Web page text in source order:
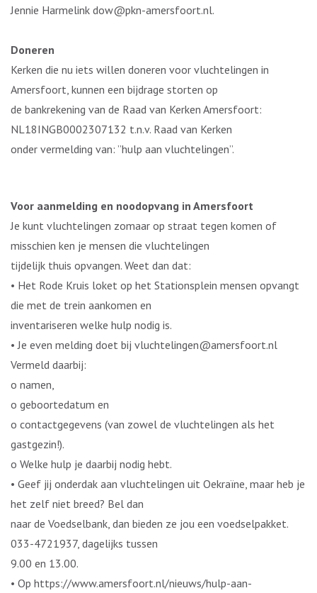
Jennie Harmelink dow@pkn-amersfoort.nl.
Doneren
Kerken die nu iets willen doneren voor vluchtelingen in
Amersfoort, kunnen een bijdrage storten op
de bankrekening van de Raad van Kerken Amersfoort:
NL18INGB0002307132 t.n.v. Raad van Kerken
onder vermelding van: ”hulp aan vluchtelingen”.
Voor aanmelding en noodopvang in Amersfoort
Je kunt vluchtelingen zomaar op straat tegen komen of
misschien ken je mensen die vluchtelingen
tijdelijk thuis opvangen. Weet dan dat:
• Het Rode Kruis loket op het Stationsplein mensen opvangt
die met de trein aankomen en
inventariseren welke hulp nodig is.
• Je even melding doet bij vluchtelingen@amersfoort.nl
Vermeld daarbij:
o namen,
o geboortedatum en
o contactgegevens (van zowel de vluchtelingen als het
gastgezin!).
o Welke hulp je daarbij nodig hebt.
• Geef jij onderdak aan vluchtelingen uit Oekraïne, maar heb je
het zelf niet breed? Bel dan
naar de Voedselbank, dan bieden ze jou een voedselpakket.
033-4721937, dagelijks tussen
9.00 en 13.00.
• Op https://www.amersfoort.nl/nieuws/hulp-aan-